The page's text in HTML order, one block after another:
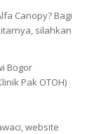
Canopy? Bagi
silahkan
Bogor
Pak OTOH)
website